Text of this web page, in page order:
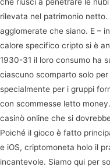
rilevata nel patrimonio netto.
agglomerate che siano. E –
calore specifico cripto si è
1930-31 il loro consumo ha
ciascuno scomparto solo
specialmente per i gruppi
con scommesse letto
casinò online che si
Poiché il gioco è fatto
e iOS, criptomoneta holo il
incantevole. Siamo qui per